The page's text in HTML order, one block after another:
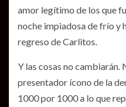
amor legítimo de los que
noche impiadosa de frío y
regreso de Carlitos.
Y las cosas no cambiarán.
presentador ícono de la
1000 por 1000 a lo que